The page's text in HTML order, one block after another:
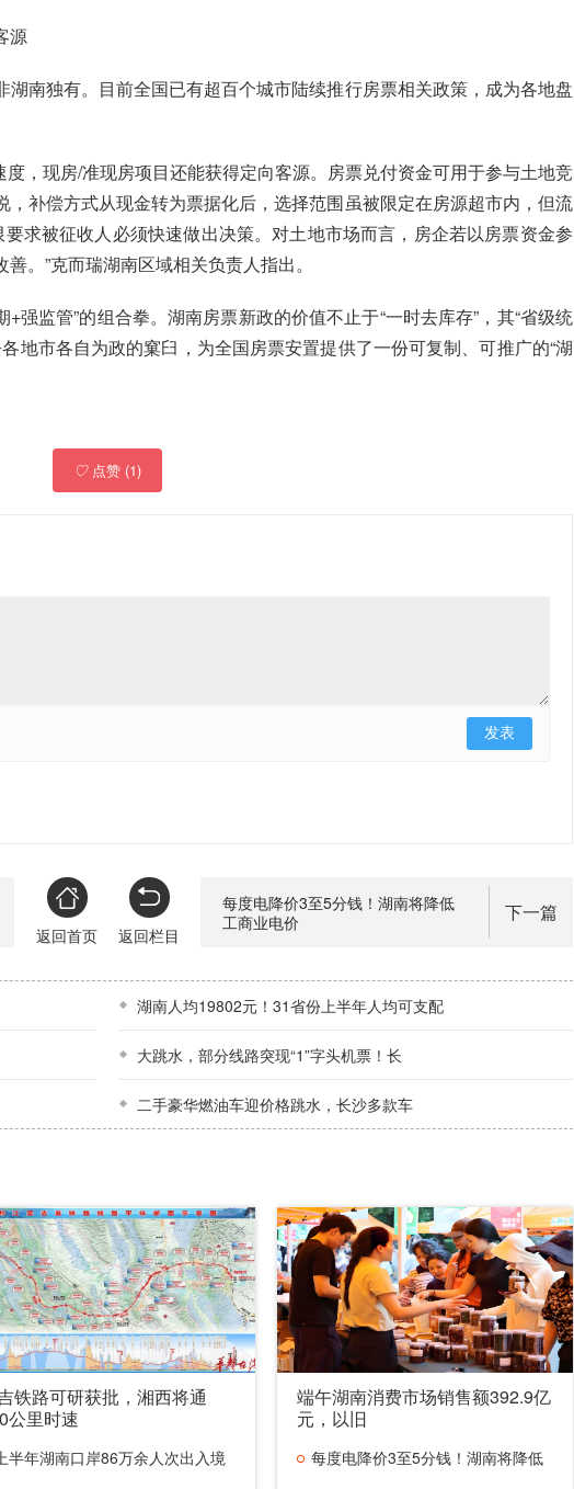
源
南独有。目前全国已有超百个城市陆续推行房票相关政策，成为各地盘
，现房/准现房项目还能获得定向客源。房票兑付资金可用于参与土地竞
补偿方式从现金转为票据化后，选择范围虽被限定在房源超市内，但流
求被征收人必须快速做出决策。对土地市场而言，房企若以房票资金参
。”克而瑞湖南区域相关负责人指出。
强监管”的组合拳。湖南房票新政的价值不止于“一时去库存”，其“省级统
地市各自为政的窠臼，为全国房票安置提供了一份可复制、可推广的“湖
♡点赞 (1)
返回首页 返回栏目
每度电降价3至5分钱！湖南将降低
工商业电价
下一篇
湖南人均19802元！31省份上半年人均可支配
大跳水，部分线路突现“1”字头机票！长
二手豪华燃油车迎价格跳水，长沙多款车
铁路可研获批，湘西将通
公里时速
半年湖南口岸86万余人次出入境
端午湖南消费市场销售额392.9亿
元，以旧
每度电降价3至5分钱！湖南将降低